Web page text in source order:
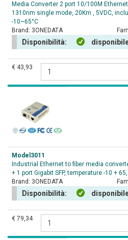
Media Converter 2 port 10/100M
1310nm single mode, 20Km , 5VDC,
-10~65°C
Brand: 3ONEDATA
Disponibilità:
€ 43,93
Model3011
Industrial Ethernet to fiber media
+ 1 port Gigabit SFP, temperature -10 +
Brand: 3ONEDATA
Disponibilità:
€ 79,34